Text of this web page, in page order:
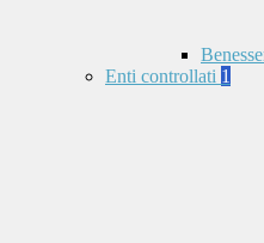
Enti controllati 1